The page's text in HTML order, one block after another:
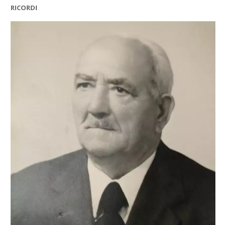
RICORDI